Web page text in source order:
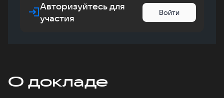
Авторизуйтесь для
участия
Войти
О докладе